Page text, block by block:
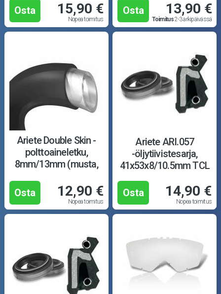
Osta 15,90 €
Nopea toimitus
Osta 13,90 €
Toimitus2-3 arkipäivässä
Ariete Double Skin -
polttoaineletku,
8mm/13mm (musta,
Osta
12,90 €
Nopea toimitus
Ariete ARI.057
-öljytiivistesarja,
41x53x8/10.5mm TCL
Osta 14,90 €
Nopea toimitus